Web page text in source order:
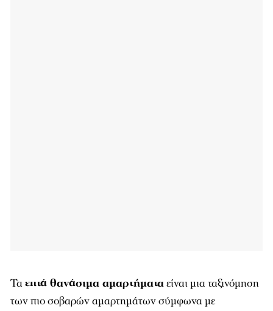
Ταεπτά θανάσιμα αμαρτήματαείναι μια ταξινόμηση
των πιο σοβαρών αμαρτημάτων σύμφωνα με